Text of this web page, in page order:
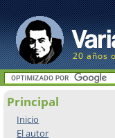
20 años
Principal
Inicio
El autor